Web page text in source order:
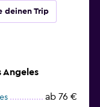
deinen Trip
Angeles
ab 76 €